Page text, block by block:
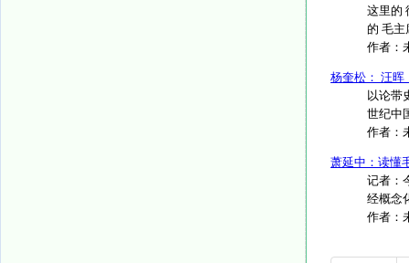
这里的
的 毛主
作者：
杨奎松： 汪晖
以论带
世纪中
作者：
萧延中：读懂
记者：
经概念
作者：